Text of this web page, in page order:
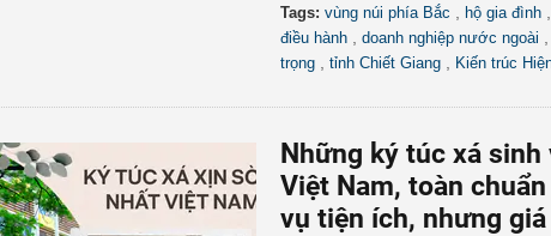
Tags: vùng núi phía Bắc hộ gia đình
điều hành
doanh nghiệp nước ngoài
trọng
tỉnh Chiết Giang Kiến trúc
Những ký túc xá
Việt Nam, toàn
vụ tiện ích, nhưng giá